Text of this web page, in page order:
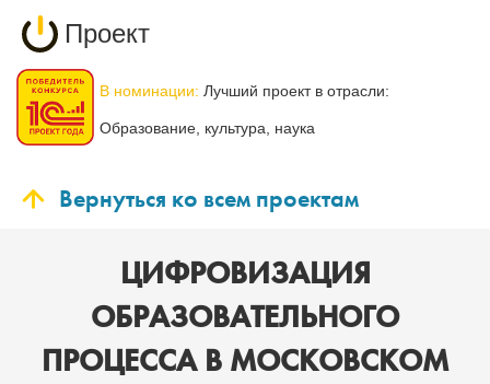
Проект
В номинации: Лучший проект в отрасли:
Образование, культура, наука
Вернуться ко всем проектам
ЦИФРОВИЗАЦИЯ
ОБРАЗОВАТЕЛЬНОГО
ПРОЦЕССА В МОСКОВСКОМ